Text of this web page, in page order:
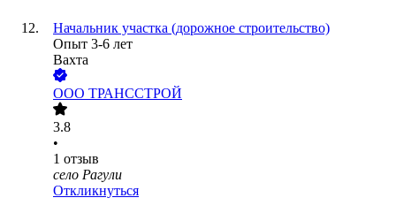
Начальник участка (дорожное строительство)
Опыт 3-6 лет
Вахта
ООО ТРАНССТРОЙ
3.8
•
1 отзыв
село Рагули
Откликнуться